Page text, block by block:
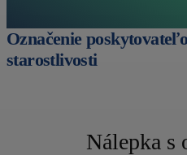
Označenie
starostlivosti
Nálepka s